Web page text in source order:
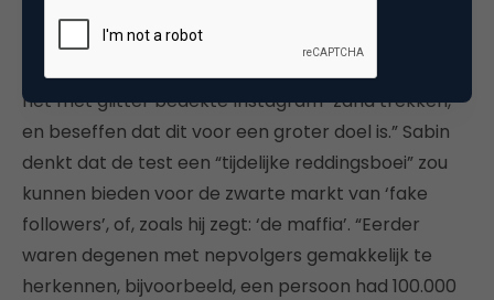
verwijderen die het “niet zo goed doen”.
“Iedereen die erover zit te zeuren, moet zijn kop uit
het met glitter bedekte Instagram-zand trekken,
en beseffen dat dit voor een groter doel is.” Sabin
denkt dat de test een “tijdelijke reddingsboei” zou
kunnen bieden voor de zwarte markt van ‘fake
followers’, of, zoals hij zegt: ‘de maffia’. “Eerder
waren degenen met nepvolgers gemakkelijk te
herkennen, bijvoorbeeld, een persoon had 100.000